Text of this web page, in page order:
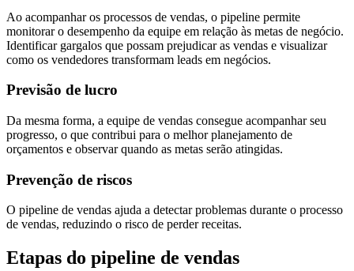
Ao acompanhar os processos de vendas, o pipeline permite
monitorar o desempenho da equipe em relação às metas de negócio.
Identificar gargalos que possam prejudicar as vendas e visualizar
como os vendedores transformam leads em negócios.
Previsão de lucro
Da mesma forma, a equipe de vendas consegue acompanhar seu
progresso, o que contribui para o melhor planejamento de
orçamentos e observar quando as metas serão atingidas.
Prevenção de riscos
O pipeline de vendas ajuda a detectar problemas durante o processo
de vendas, reduzindo o risco de perder receitas.
Etapas do pipeline de vendas